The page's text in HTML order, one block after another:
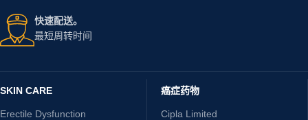
快速配送。
最短周转时间
SKIN CARE
Erectile Dysfunction
癌症药物
Cipla Limited